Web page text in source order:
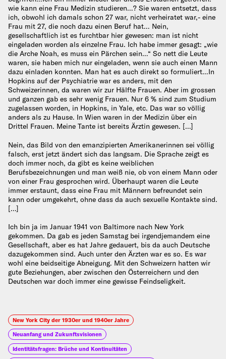
wie kann eine Frau Medizin studieren…? Sie waren entsetzt, dass
ich, obwohl ich damals schon 27 war, nicht verheiratet war,- eine
Frau mit 27, die noch dazu einen Beruf hat… Nein,
gesellschaftlich ist es furchtbar hier gewesen: man ist nicht
eingeladen worden als einzelne Frau. Ich habe immer gesagt: „wie
die Arche Noah, es muss ein Pärchen sein…“ So nett die Leute
waren, sie haben mich nur eingeladen, wenn sie auch einen Mann
dazu einladen konnten. Man hat es auch direkt so formuliert…In
Hopkins auf der Psychiatrie war es anders, mit den
Schweizerinnen, da waren wir zur Hälfte Frauen. Aber im grossen
und ganzen gab es sehr wenig Frauen. Nur 6 % sind zum Studium
zugelassen worden, in Hopkins, in Yale, etc. Das war so völlig
anders als zu Hause. In Wien waren in der Medizin über ein
Drittel Frauen. Meine Tante ist bereits Ärztin gewesen. […]
Nein, das Bild von den emanzipierten Amerikanerinnen sei völlig
falsch, erst jetzt ändert sich das langsam. Die Sprache zeigt es
doch immer noch, da gibt es keine weiblichen
Berufsbezeichnungen und man weiß nie, ob von einem Mann oder
von einer Frau gesprochen wird. Überhaupt waren die Leute
immer erstaunt, dass eine Frau mit Männern befreundet sein
kann oder umgekehrt, ohne dass da auch sexuelle Kontakte sind.
[…]
Ich bin ja im Januar 1941 von Baltimore nach New York
gekommen. Da gab es jeden Samstag bei irgendjemandem eine
Gesellschaft, aber es hat Jahre gedauert, bis da auch Deutsche
dazugekommen sind. Auch unter den Ärzten war es so. Es war
wohl eine beidseitige Abneigung. Mit den Schweizern hatten wir
gute Beziehungen, aber zwischen den Österreichern und den
Deutschen war doch immer eine gewisse Feindseligkeit.
New York City der 1930er und 1940er Jahre
Neuanfang und Zukunftsvisionen
Identitätsfragen: Brüche und Kontinuitäten